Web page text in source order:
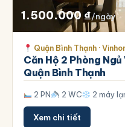
1.500.000 ₫/ngày
Quận Bình Thạnh ·
Căn Hộ 2 Phòng
Quận Bình Thạnh
2 PN 2 WC 2 máy
Xem chi tiết